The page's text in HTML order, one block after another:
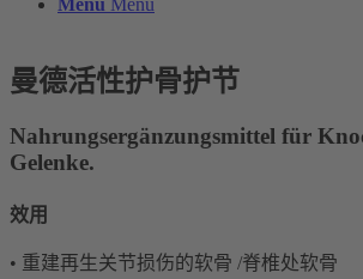
Menu Menu
曼德活性护骨护节
Nahrungsergänzungsmittel für
Gelenke.
效用
• 重建再生关节损伤的软骨 /脊椎处软骨